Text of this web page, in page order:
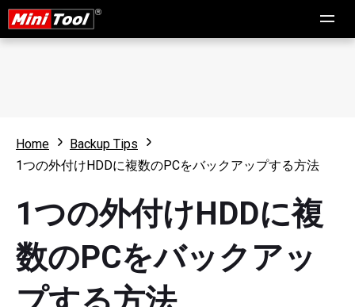
Home
Backup Tips
1つの外付けHDDに複数のPCをバックアップする方法
1つの外付けHDDに複
数のPCをバックアッ